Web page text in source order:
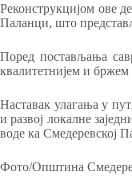
Реконструкцијом ове
Паланци, што
Поред постављања
квалитетнијем и бржем
Наставак улагања у
и развој локалне
воде ка Смедеревској
Фото/Општина